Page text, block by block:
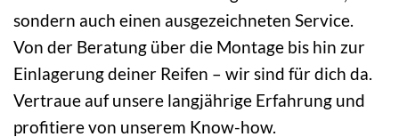
sondern auch einen ausgezeichneten Service.
Von der Beratung über die Montage bis hin zur
Einlagerung deiner Reifen – wir sind für dich da.
Vertraue auf unsere langjährige Erfahrung und
profitiere von unserem Know-how.